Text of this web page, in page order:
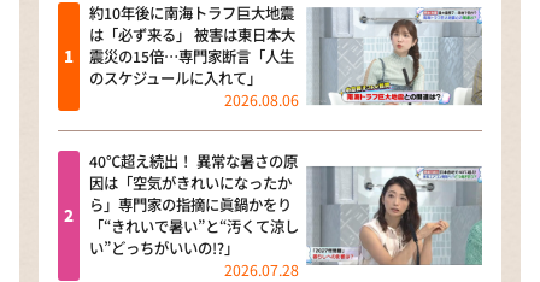
約10年後に南海トラフ巨大地震
は「必ず来る」 被害は東日本大
震災の15倍…専門家断言「人生
のスケジュールに入れて」
2026.08.06
40℃超え続出！ 異常な暑さの原
因は「空気がきれいになったか
ら」専門家の指摘に眞鍋かをり
「“きれいで暑い”と“汚くて涼し
い”どっちがいいの!?」
2026.07.28